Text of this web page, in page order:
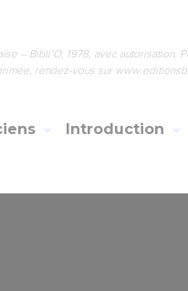
– Bibli’O, 1978, avec autorisation.
rendez-vous sur
Introduction